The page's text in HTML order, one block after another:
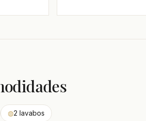
◍2 lavabos